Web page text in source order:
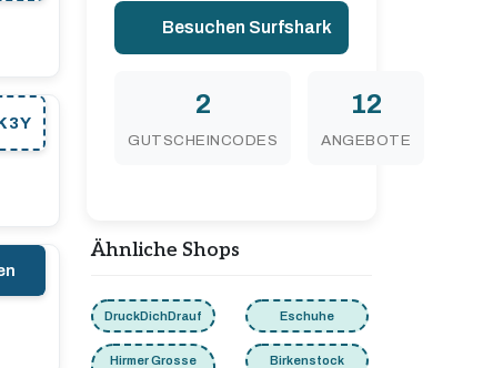
Besuchen Surfshark
2
GUTSCHEINCODES
12
ANGEBOTE
Ähnliche Shops
DruckDichDrauf Eschuhe
Hirmer Grosse
Birkenstock